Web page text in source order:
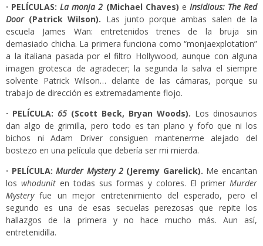
· PELÍCULAS:La monja 2 (Michael Chaves) e Insidious: The Red
Door(Patrick Wilson). Las junto porque ambas salen de la
escuela James Wan: entretenidos trenes de la bruja sin
demasiado chicha. La primera funciona como “monjaexplotation”
a la italiana pasada por el filtro Hollywood, aunque con alguna
imagen grotesca de agradecer; la segunda la salva el siempre
solvente Patrick Wilson… delante de las cámaras, porque su
trabajo de dirección es extremadamente flojo.
· PELÍCULA: 65 (Scott Beck, Bryan Woods). Los dinosaurios
dan algo de grimilla, pero todo es tan plano y fofo que ni los
bichos ni Adam Driver consiguen mantenerme alejado del
bostezo en una película que debería ser mi mierda.
· PELÍCULA:Murder Mystery 2(Jeremy Garelick). Me encantan
los whodunit en todas sus formas y colores. El primer Murder
Mysteryfue un mejor entretenimiento del esperado, pero el
segundo es una de esas secuelas perezosas que repite los
hallazgos de la primera y no hace mucho más. Aun así,
entretenidilla.